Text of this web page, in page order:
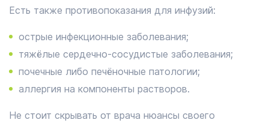
Есть также противопоказания для инфузий:
острые инфекционные заболевания;
тяжёлые сердечно-сосудистые заболевания;
почечные либо печёночные патологии;
аллергия на компоненты растворов.
Не стоит скрывать от врача нюансы своего